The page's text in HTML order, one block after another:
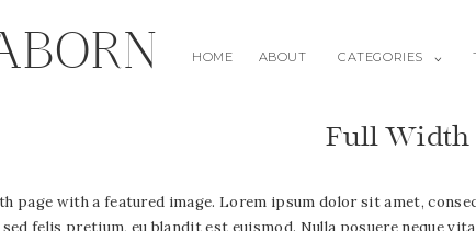
HOME ABOUT CATEGORIES
Full Width
page with a featured image. Lorem ipsum dolor sit amet,
felis pretium, eu blandit est euismod. Nulla posuere neque